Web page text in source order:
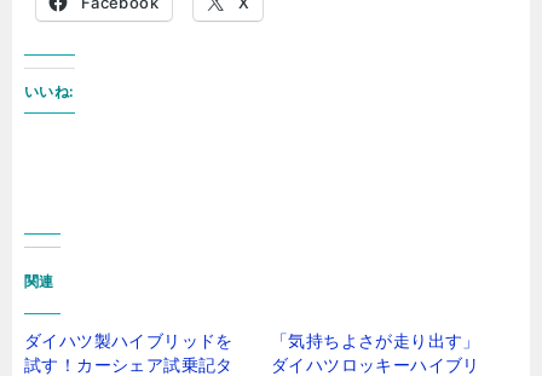
いいね:
関連
ダイハツ製ハイブリッドを
試す！カーシェア試乗記タ
「気持ちよさが走り出す」
ダイハツロッキーハイブリ